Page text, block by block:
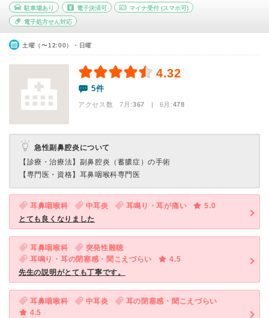
駐車場あり 電子決済可 マイナ受付 (スマホ可)
電子処方せん対応
土曜（〜12:00）・日曜
4.32
5件
アクセス数 7月:367 | 6月:478
急性副鼻腔炎について
【診療・治療法】 副鼻腔炎（蓄膿症）の手術
【専門医・資格】 耳鼻咽喉科専門医
耳鼻咽喉科 中耳炎 耳鳴り・耳が痛い
5.0
とても良くなりました
耳鼻咽喉科
突発性難聴
耳鳴り・耳の閉塞感・聞こえづらい
4.5
先生の説明がとても丁寧です。
耳鼻咽喉科 中耳炎
耳の閉塞感・聞こえづらい
4.5